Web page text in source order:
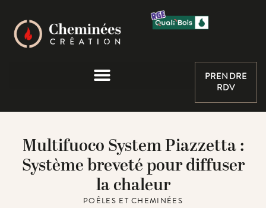
PRENDRE
RDV
Multifuoco System Piazzetta :
Système breveté pour diffuser
la chaleur
POÊLES ET CHEMINÉES